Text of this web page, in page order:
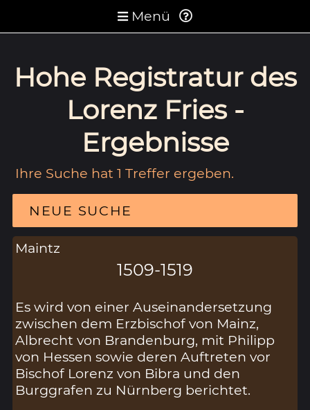
Menü
Hohe Registratur des
Lorenz Fries -
Ergebnisse
Ihre Suche hat 1 Treffer ergeben.
NEUE SUCHE
Maintz
1509-1519
Es wird von einer Auseinandersetzung
zwischen dem Erzbischof von Mainz,
Albrecht von Brandenburg, mit Philipp
von Hessen sowie deren Auftreten vor
Bischof Lorenz von Bibra und den
Burggrafen zu Nürnberg berichtet.